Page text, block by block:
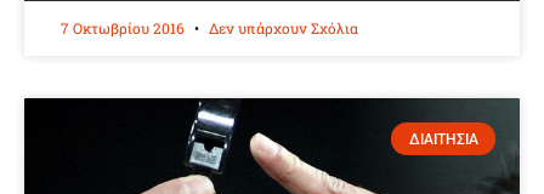
7 Οκτωβρίου 2016 Δεν υπάρχουν Σχόλια
ΔΙΑΙΤΗΣΙΑ